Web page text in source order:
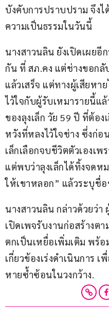
บังคับการปราบปราม จึง
ความเป็นธรรมในวันนี้
นางสาวนลิน ยังเปิดเผย
กัน ที่ สภ.คง แต่ช่างขอกลั
แล้วเสร็จ แต่ทางผู้เสียหา
ไว้ใจกับผู้รับเหมารายนี้แ
ของลุงเล็ก วัย 59 ปี ที่ต้อ
หวังที่หลงไว้ใจช่าง ซึ่งก่
เล็กเลือกจบชีวิตตัวเองเ
แต่พบว่าลุงเล็กได้ทิ้งจดห
ให้เขาหลอก” แล้วระบุชื่
นางสาวนลิน กล่าวด้วยว่า
เปิดเพจรับงานก่อสร้างต
ตกเป็นเหยื่อเพิ่มเติม พร้
เกี่ยวข้องเร่งดำเนินการ
หายซ้ำซ้อนในวงกว้าง.